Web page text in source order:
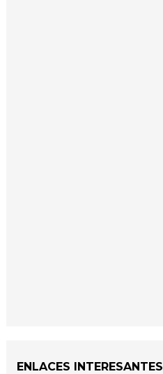
ENLACES INTERESANTES